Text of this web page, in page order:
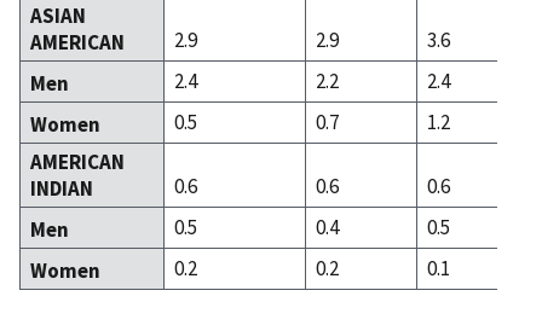
ASIAN
AMERICAN
2.9 2.9
3.6
Men
2.4 2.2
2.4
Women
0.5 0.7
1.2
AMERICAN
INDIAN
0.6 0.6
0.6
Men
0.5 0.4
0.5
Women
0.2 0.2 0.1